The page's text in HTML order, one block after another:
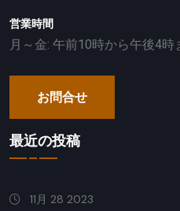
営業時間
月～金: 午前10時から午後4時
お問合せ
最近の投稿
11月 28 2023